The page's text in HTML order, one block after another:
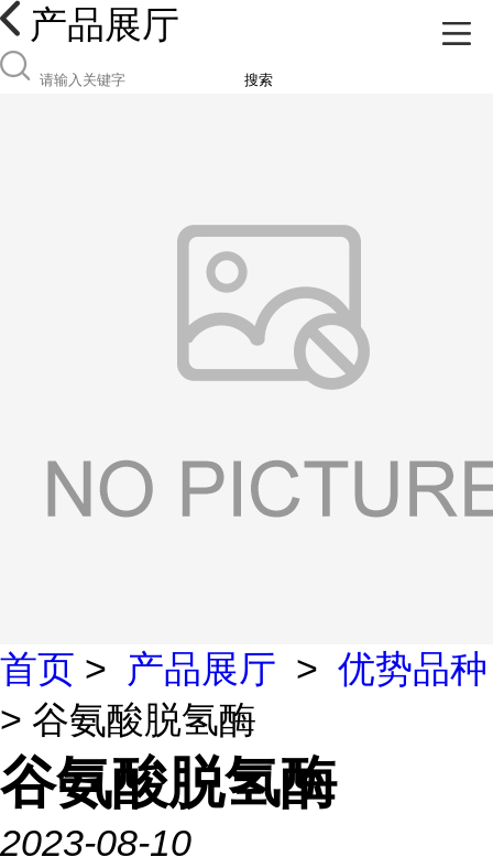
产品展厅
搜索
首页 > 产品展厅 > 优势品种
> 谷氨酸脱氢酶
谷氨酸脱氢酶
2023-08-10